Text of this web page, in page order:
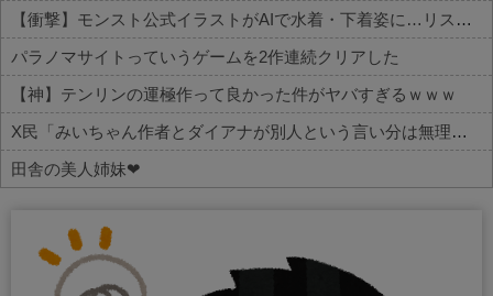
【衝撃】モンスト公式イラストがAIで水着・下着姿に…リスペクトはどこへ
パラノマサイトっていうゲームを2作連続クリアした
【神】テンリンの運極作って良かった件がヤバすぎるｗｗｗ
X民「みいちゃん作者とダイアナが別人という言い分は無理があるんじゃない？」 バチャ豚「！！！！」シュババババ
田舎の美人姉妹❤